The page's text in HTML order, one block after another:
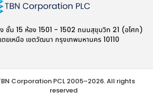
ชั้น 15 ห้อง 1501 - 1502 ถนนสุขุมวิท 21 (อโศก)
ยเหนือ เขตวัฒนา กรุงเทพมหานคร 10110
Corporation PCL 2005–2026. All rights
reserved